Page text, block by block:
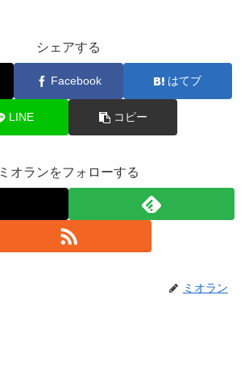
シェアする
Facebook はてブ
LINE コピー
ミオランをフォローする
ミオラン